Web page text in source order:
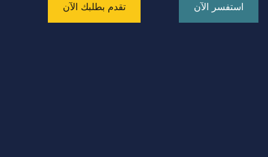
تقدم بطلبك الآن
استفسر الآن